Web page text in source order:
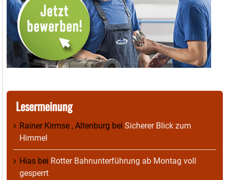
Lesermeinung
Rainer Kirmse , Altenburg bei Sicherer Blick zum
Himmel
Hias bei Rotter Bahnunterführung ab Montag voll
gesperrt